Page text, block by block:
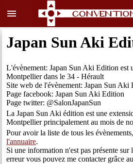
menu
Japan Sun Aki
L'évènement: Japan Sun Aki Edition est
Montpellier dans le 34 - Hérault
Site web de l'évènement: Japan Sun Aki
Page facebook: Japan Sun Aki Edition
Page twitter: @SalonJapanSun
La Japan Sun Aki édition est une
Montpellier principalement au mois de
Pour avoir la liste de tous les
l'annuaire.
Si une information n'est pas présente sur
erreur vous pouvez me contacter grâce